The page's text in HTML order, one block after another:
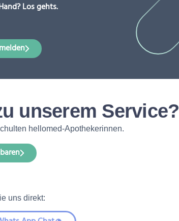
Los gehts.
unserem Service?
hellomed-Apothekerinnen.
uns direkt: